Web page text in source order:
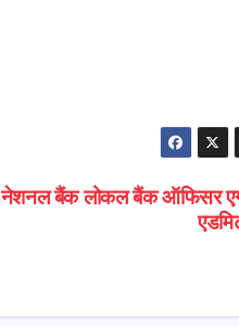
नेशनल बैंक लोकल बैंक ऑफिसर